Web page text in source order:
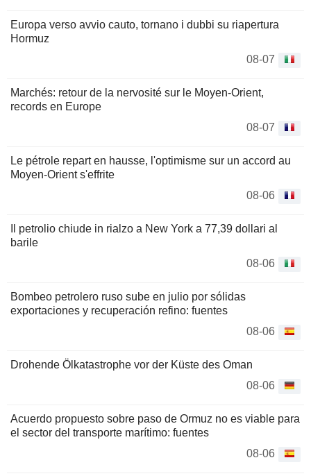
Europa verso avvio cauto, tornano i dubbi su riapertura
Hormuz
08-07
Marchés: retour de la nervosité sur le Moyen-Orient,
records en Europe
08-07
Le pétrole repart en hausse, l'optimisme sur un accord au
Moyen-Orient s'effrite
08-06
Il petrolio chiude in rialzo a New York a 77,39 dollari al
barile
08-06
Bombeo petrolero ruso sube en julio por sólidas
exportaciones y recuperación refino: fuentes
08-06
Drohende Ölkatastrophe vor der Küste des Oman
08-06
Acuerdo propuesto sobre paso de Ormuz no es viable para
el sector del transporte marítimo: fuentes
08-06